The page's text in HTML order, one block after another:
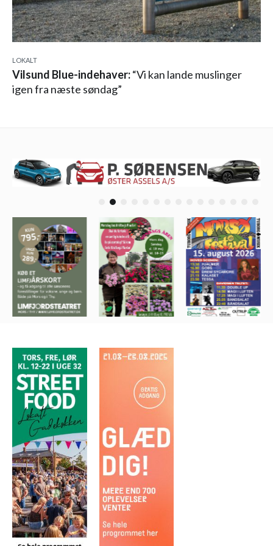
LOKALT
Vilsund Blue-indehaver:“Vi kan lande muslinger
igen fra næste søndag”